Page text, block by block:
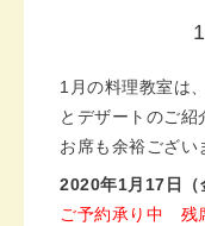
1月の料理教室は
とデザートのご紹
お席も余裕ござい
2020年1月17日（
ご予約承り中 残